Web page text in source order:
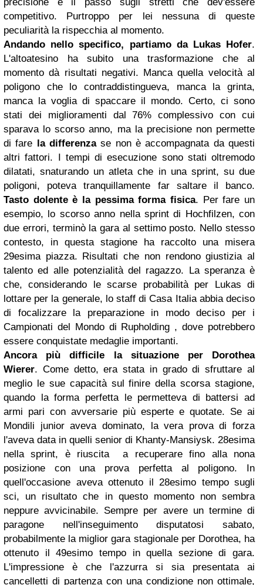
competitivo. Purtroppo per lei nessuna di queste
peculiarità la rispecchia al momento.
Andando nello specifico, partiamo da Lukas Hofer.
L'altoatesino ha subito una trasformazione che al
momento dà risultati negativi. Manca quella velocità al
poligono che lo contraddistingueva, manca la grinta,
manca la voglia di spaccare il mondo. Certo, ci sono
stati dei miglioramenti dal 76% complessivo con cui
sparava lo scorso anno, ma la precisione non permette
di fare la differenzase non è accompagnata da questi
altri fattori. I tempi di esecuzione sono stati oltremodo
dilatati, snaturando un atleta che in una sprint, su due
poligoni, poteva tranquillamente far saltare il banco.
Tasto dolente è la pessima forma fisica. Per fare un
esempio, lo scorso anno nella sprint di Hochfilzen, con
due errori, terminò la gara al settimo posto. Nello stesso
contesto, in questa stagione ha raccolto una misera
29esima piazza. Risultati che non rendono giustizia al
talento ed alle potenzialità del ragazzo. La speranza è
che, considerando le scarse probabilità per Lukas di
lottare per la generale, lo staff di Casa Italia abbia deciso
di focalizzare la preparazione in modo deciso per i
Campionati del Mondo di Rupholding , dove potrebbero
essere conquistate medaglie importanti.
Ancora più difficile la situazione per Dorothea
Wierer. Come detto, era stata in grado di sfruttare al
meglio le sue capacità sul finire della scorsa stagione,
quando la forma perfetta le permetteva di battersi ad
armi pari con avversarie più esperte e quotate. Se ai
Mondili junior aveva dominato, la vera prova di forza
l'aveva data in quelli senior di Khanty-Mansiysk. 28esima
nella sprint, è riuscita a recuperare fino alla nona
posizione con una prova perfetta al poligono. In
quell'occasione aveva ottenuto il 28esimo tempo sugli
sci, un risultato che in questo momento non sembra
neppure avvicinabile. Sempre per avere un termine di
paragone nell'inseguimento disputatosi sabato,
probabilmente la miglior gara stagionale per Dorothea, ha
ottenuto il 49esimo tempo in quella sezione di gara.
L'impressione è che l'azzurra si sia presentata ai
cancelletti di partenza con una condizione non ottimale,